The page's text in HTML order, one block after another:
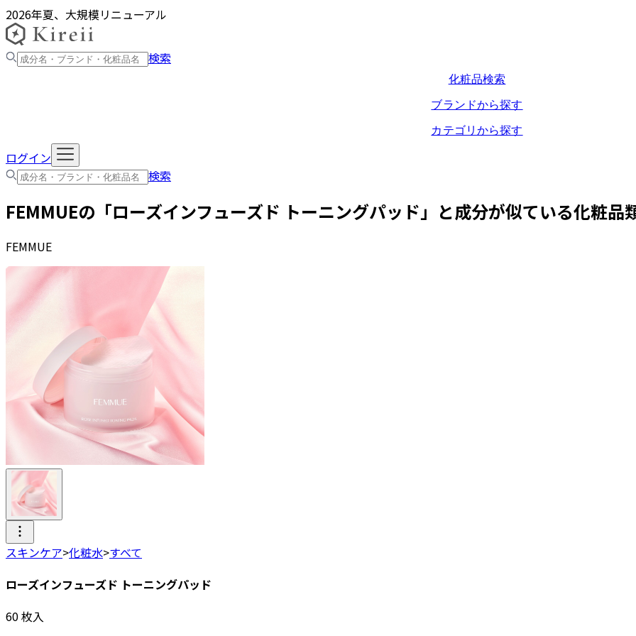
2026年夏、大規模リニューアル
検索
化粧品検索
ブランドから探す
カテゴリから探す
ログイン
検索
FEMMUEの「ローズインフューズド トーニングパッド 」と成分が似ている化粧品
FEMMUE
スキンケア>化粧水>すべて
ローズインフューズド トーニングパッド
60枚入